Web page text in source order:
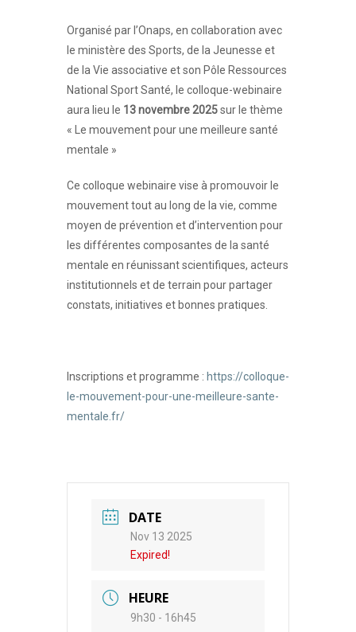
Organisé par l’Onaps, en collaboration avec
le ministère des Sports, de la Jeunesse et
de la Vie associative et son Pôle Ressources
National Sport Santé, le colloque-webinaire
aura lieu le 13 novembre 2025sur le thème
« Le mouvement pour une meilleure santé
mentale »
Ce colloque webinaire vise à promouvoir le
mouvement tout au long de la vie, comme
moyen de prévention et d’intervention pour
les différentes composantes de la santé
mentale en réunissant scientifiques, acteurs
institutionnels et de terrain pour partager
constats, initiatives et bonnes pratiques.
Inscriptions et programme : https://colloque-
le-mouvement-pour-une-meilleure-sante-
mentale.fr/
DATE
Nov 13 2025
Expired!
HEURE
9h30 - 16h45